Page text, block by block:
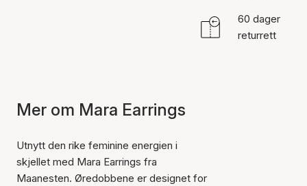
60 dager
returrett
Mer om Mara Earrings
Utnytt den rike feminine energien i
skjellet med Mara Earrings fra
Maanesten. Øredobbene er designet for